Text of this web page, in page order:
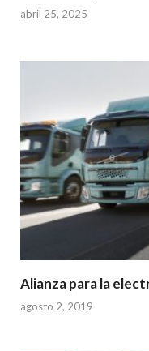
abril 25, 2025
Alianza para la
agosto 2, 2019